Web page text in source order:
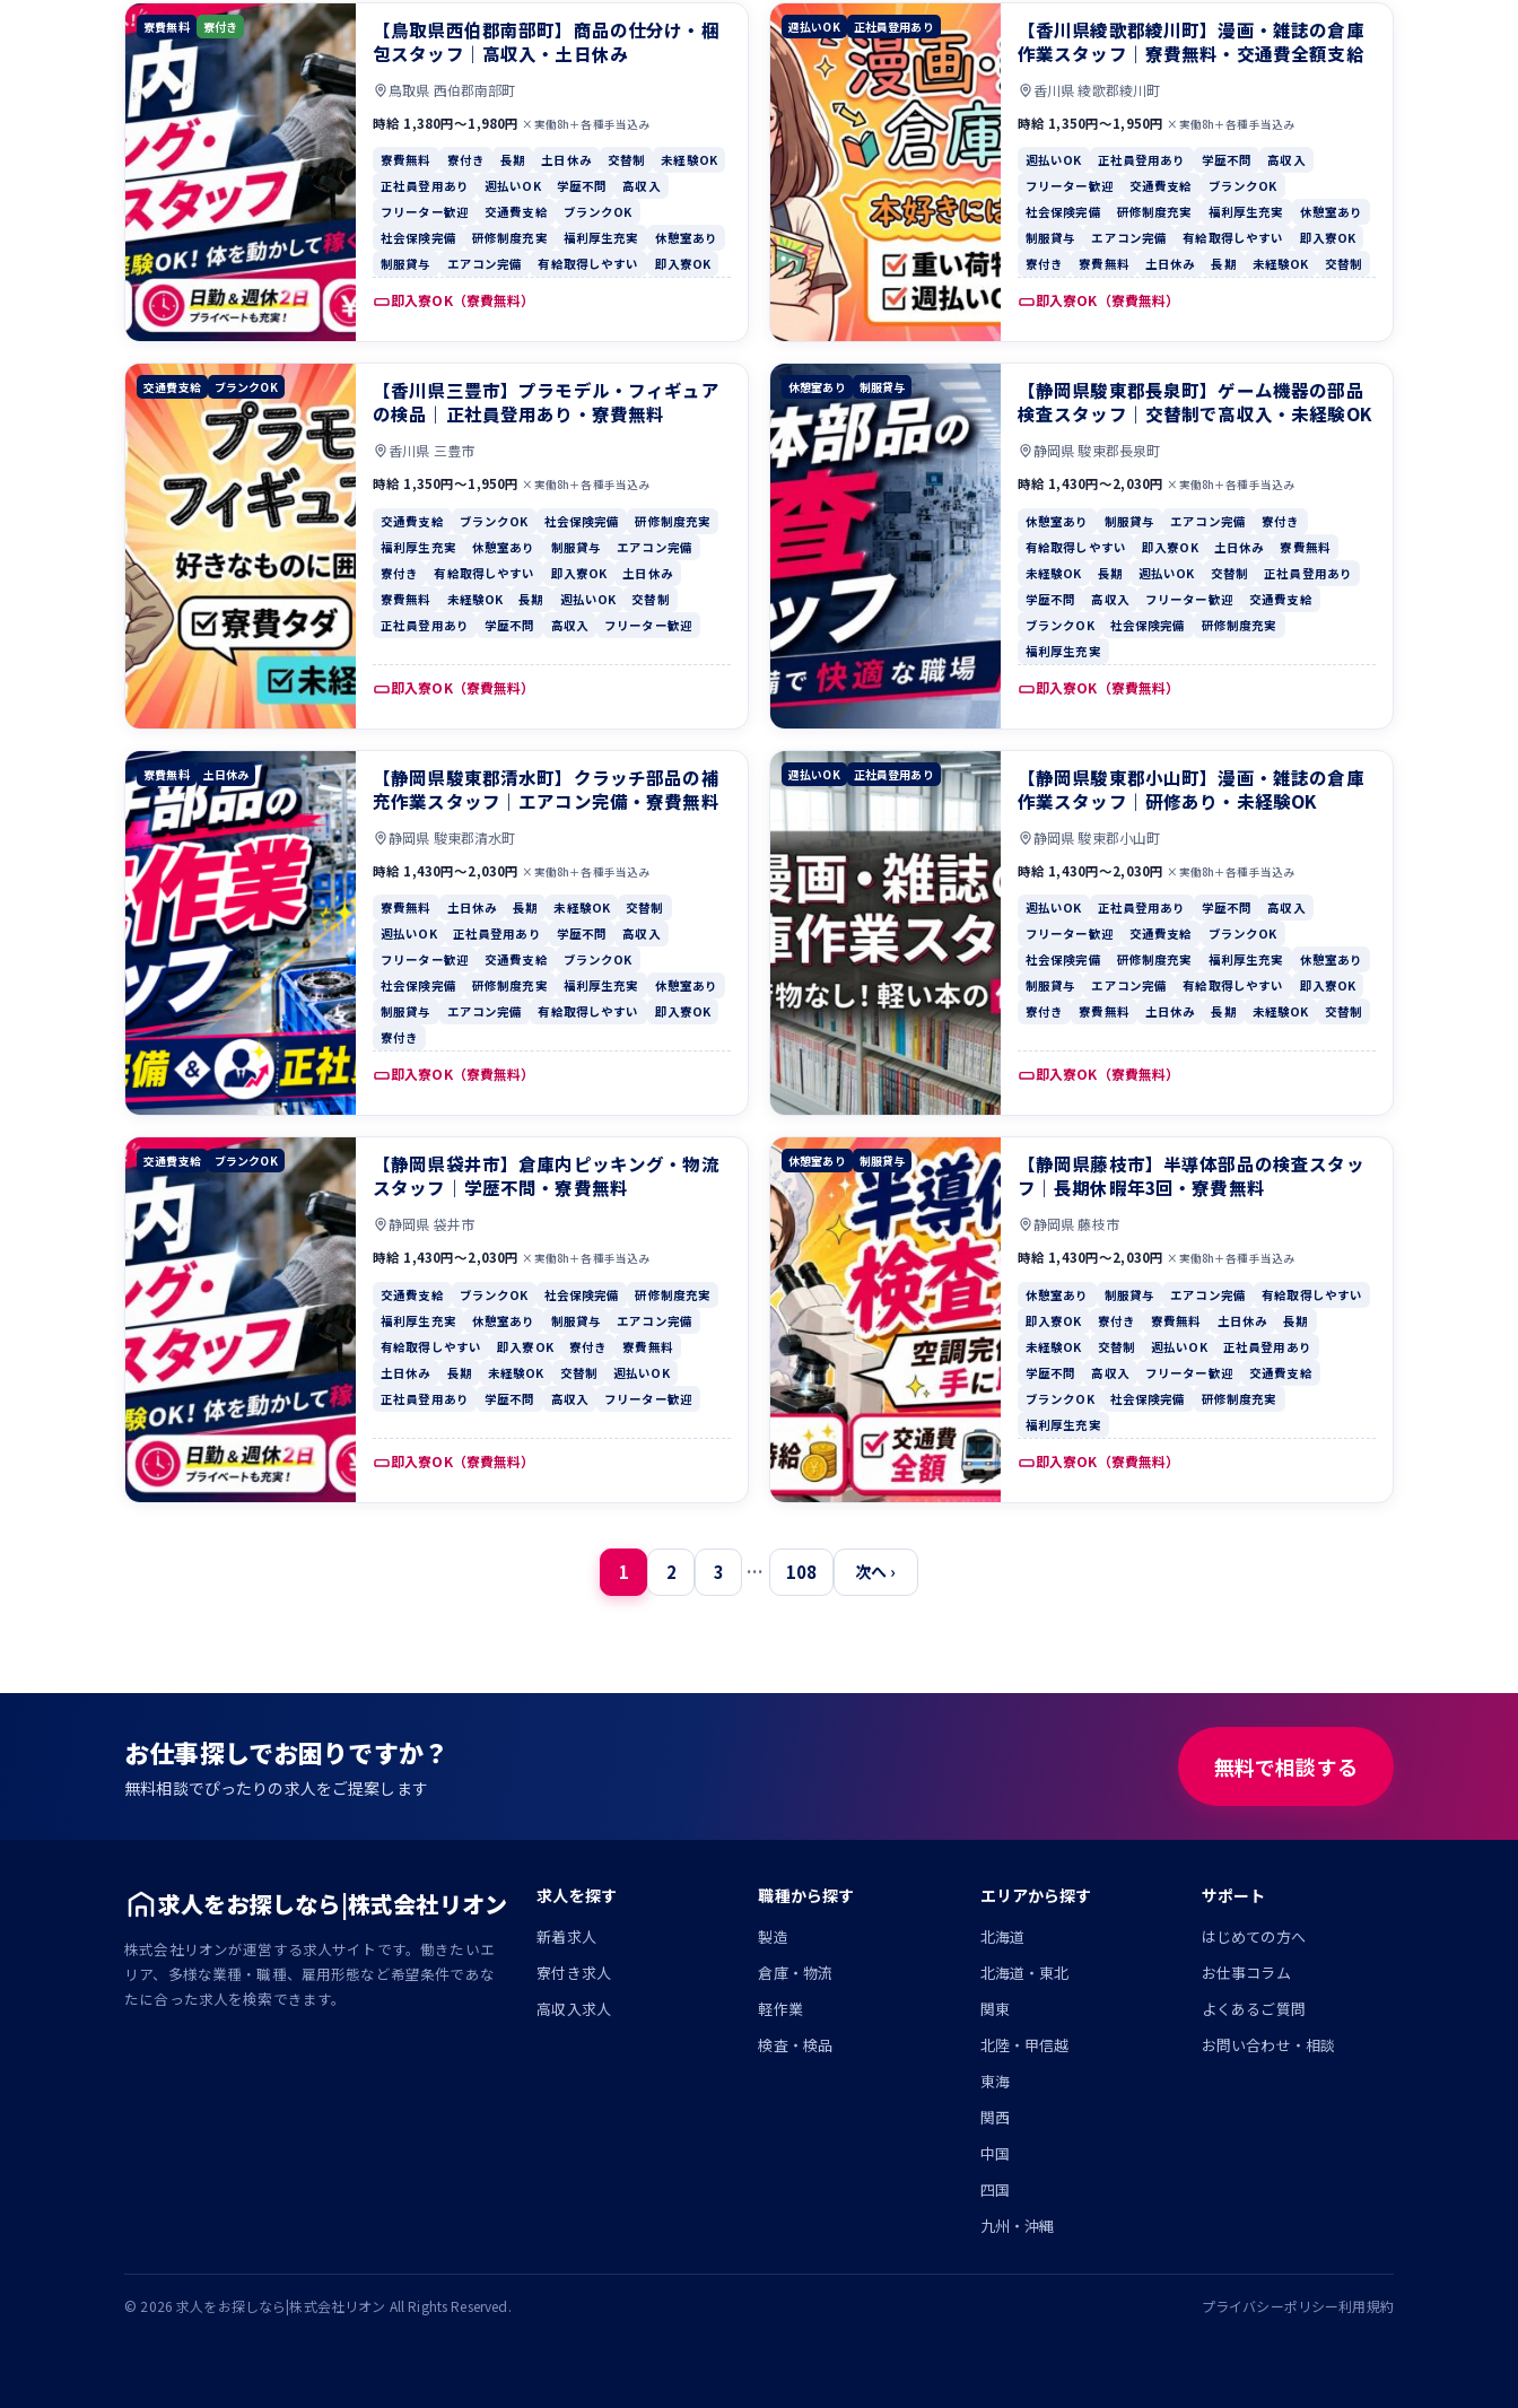
寮費無料 寮付き
【鳥取県西伯郡南部町】商品の仕分け・梱
包スタッフ｜高収入・土日休み
鳥取県 西伯郡南部町
時給 1,380円〜1,980円 ×実働8h＋各種手当込み
寮費無料 寮付き 長期 土日休み 交替制
未経験OK
正社員登用あり
週払いOK 学歴不問
高収入
フリーター歓迎
交通費支給
ブランクOK
社会保険完備
研修制度充実 福利厚生充実
休憩室あり
制服貸与
エアコン完備 有給取得しやすい 即入寮OK
即入寮OK（寮費無料）
週払いOK 正社員登用あり
【香川県綾歌郡綾川町】漫画・雑誌の倉庫
作業スタッフ｜寮費無料・交通費全額支給
香川県 綾歌郡綾川町
時給 1,350円〜1,950円 ×実働8h＋各種手当込み
週払いOK 正社員登用あり 学歴不問
高収入
フリーター歓迎
交通費支給
ブランクOK
社会保険完備
研修制度充実 福利厚生充実
休憩室あり
制服貸与
エアコン完備 有給取得しやすい
即入寮OK
寮付き
寮費無料 土日休み 長期 未経験OK 交替制
即入寮OK（寮費無料）
交通費支給 ブランクOK
【香川県三豊市】プラモデル・フィギュア
の検品｜正社員登用あり・寮費無料
香川県 三豊市
時給 1,350円〜1,950円 ×実働8h＋各種手当込み
交通費支給 ブランクOK 社会保険完備
研修制度充実
福利厚生充実
休憩室あり 制服貸与
エアコン完備
寮付き
有給取得しやすい 即入寮OK
土日休み
寮費無料
未経験OK 長期 週払いOK
交替制
正社員登用あり
学歴不問 高収入 フリーター歓迎
即入寮OK（寮費無料）
休憩室あり 制服貸与
【静岡県駿東郡長泉町】ゲーム機器の部品
検査スタッフ｜交替制で高収入・未経験OK
静岡県 駿東郡長泉町
時給 1,430円〜2,030円 ×実働8h＋各種手当込み
休憩室あり 制服貸与 エアコン完備
寮付き
有給取得しやすい
即入寮OK 土日休み
寮費無料
未経験OK
長期 週払いOK 交替制
正社員登用あり
学歴不問
高収入 フリーター歓迎
交通費支給
ブランクOK
社会保険完備
研修制度充実
福利厚生充実
即入寮OK（寮費無料）
寮費無料 土日休み
【静岡県駿東郡清水町】クラッチ部品の補
充作業スタッフ｜エアコン完備・寮費無料
静岡県 駿東郡清水町
時給 1,430円〜2,030円 ×実働8h＋各種手当込み
寮費無料 土日休み 長期 未経験OK
交替制
週払いOK
正社員登用あり 学歴不問
高収入
フリーター歓迎
交通費支給
ブランクOK
社会保険完備
研修制度充実 福利厚生充実
休憩室あり
制服貸与
エアコン完備 有給取得しやすい
即入寮OK
寮付き
即入寮OK（寮費無料）
週払いOK 正社員登用あり
【静岡県駿東郡小山町】漫画・雑誌の倉庫
作業スタッフ｜研修あり・未経験OK
静岡県 駿東郡小山町
時給 1,430円〜2,030円 ×実働8h＋各種手当込み
週払いOK 正社員登用あり 学歴不問
高収入
フリーター歓迎
交通費支給
ブランクOK
社会保険完備
研修制度充実 福利厚生充実
休憩室あり
制服貸与
エアコン完備 有給取得しやすい
即入寮OK
寮付き
寮費無料 土日休み 長期 未経験OK 交替制
即入寮OK（寮費無料）
交通費支給 ブランクOK
【静岡県袋井市】倉庫内ピッキング・物流
スタッフ｜学歴不問・寮費無料
静岡県 袋井市
時給 1,430円〜2,030円 ×実働8h＋各種手当込み
交通費支給 ブランクOK 社会保険完備
研修制度充実
福利厚生充実
休憩室あり 制服貸与
エアコン完備
有給取得しやすい
即入寮OK 寮付き
寮費無料
土日休み
長期 未経験OK 交替制
週払いOK
正社員登用あり
学歴不問 高収入 フリーター歓迎
即入寮OK（寮費無料）
休憩室あり 制服貸与
【静岡県藤枝市】半導体部品の検査スタッ
フ｜長期休暇年3回・寮費無料
静岡県 藤枝市
時給 1,430円〜2,030円 ×実働8h＋各種手当込み
休憩室あり 制服貸与 エアコン完備
有給取得しやすい
即入寮OK
寮付き 寮費無料 土日休み
長期
未経験OK
交替制 週払いOK
正社員登用あり
学歴不問
高収入 フリーター歓迎
交通費支給
ブランクOK
社会保険完備
研修制度充実
福利厚生充実
即入寮OK（寮費無料）
ー
ジ
送
り
1 2 3 … 108 次へ ›
お仕事探しでお困りですか？
無料相談でぴったりの求人をご提案します
無料で相談する
求人をお探しなら|株式会社リオン
株式会社リオンが運営する求人サイトです。働きたいエ
リア、多様な業種・職種、雇用形態など希望条件であな
たに合った求人を検索できます。
求人を探す
新着求人
寮付き求人
高収入求人
職種から探す
製造
倉庫・物流
軽作業
検査・検品
エリアから探す
北海道
北海道・東北
関東
北陸・甲信越
東海
関西
中国
四国
九州・沖縄
サポート
はじめての方へ
お仕事コラム
よくあるご質問
お問い合わせ・相談
© 2026 求人をお探しなら|株式会社リオン All Rights Reserved. プライバシーポリシー利用規約